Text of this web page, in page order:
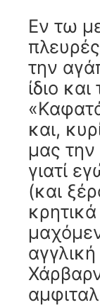
Εν τω
την
ίδιο
και,
μας
γιατί
(και